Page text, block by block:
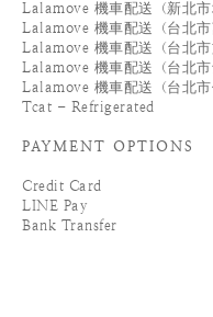
Lalamove 機車配送（新北市
Lalamove 機車配送（台北市
Lalamove 機車配送（台北市
Lalamove 機車配送（台北
Lalamove 機車配送（台北
Tcat - Refrigerated
PAYMENT OPTIONS
Credit Card
LINE Pay
Bank Transfer